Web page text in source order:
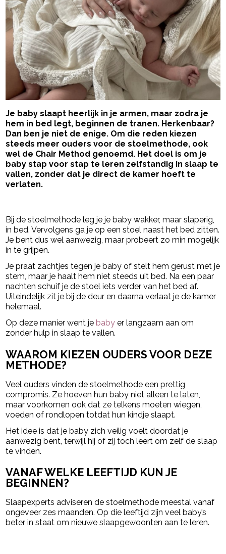
Je baby slaapt heerlijk in je armen, maar zodra je
hem in bed legt, beginnen de tranen. Herkenbaar?
Dan ben je niet de enige. Om die reden kiezen
steeds meer ouders voor de stoelmethode, ook
wel de Chair Method genoemd. Het doel is om je
baby stap voor stap te leren zelfstandig in slaap te
vallen, zonder dat je direct de kamer hoeft te
verlaten.
Bij de stoelmethode leg je je baby wakker, maar slaperig,
in bed. Vervolgens ga je op een stoel naast het bed zitten.
Je bent dus wel aanwezig, maar probeert zo min mogelijk
in te grijpen.
Je praat zachtjes tegen je baby of stelt hem gerust met je
stem, maar je haalt hem niet steeds uit bed. Na een paar
nachten schuif je de stoel iets verder van het bed af.
Uiteindelijk zit je bij de deur en daarna verlaat je de kamer
helemaal.
Op deze manier went je baby er langzaam aan om
zonder hulp in slaap te vallen.
WAAROM KIEZEN OUDERS VOOR DEZE
METHODE?
Veel ouders vinden de stoelmethode een prettig
compromis. Ze hoeven hun baby niet alleen te laten,
maar voorkomen ook dat ze telkens moeten wiegen,
voeden of rondlopen totdat hun kindje slaapt.
Het idee is dat je baby zich veilig voelt doordat je
aanwezig bent, terwijl hij of zij toch leert om zelf de slaap
te vinden.
VANAF WELKE LEEFTIJD KUN JE
BEGINNEN?
Slaapexperts adviseren de stoelmethode meestal vanaf
ongeveer zes maanden. Op die leeftijd zijn veel baby’s
beter in staat om nieuwe slaapgewoonten aan te leren.